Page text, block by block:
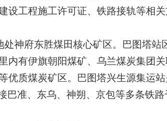
设工程施工许可证、铁路接轨等相关
神府东胜煤田核心矿区。巴图塔站
内有伊旗朝阳煤矿、乌兰煤炭集团
优质煤炭矿区。巴图塔兴生源集运站‌
巴准、东乌、神朔、京包等多条铁路